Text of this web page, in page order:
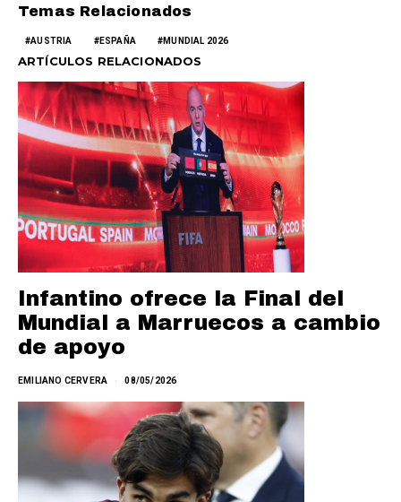
Temas Relacionados
AUSTRIA ESPAÑA MUNDIAL 2026
ARTÍCULOS RELACIONADOS
Infantino ofrece la Final del
Mundial a Marruecos a cambio
de apoyo
EMILIANO CERVERA 08/05/2026